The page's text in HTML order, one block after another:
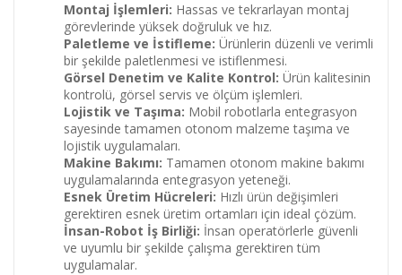
Montaj İşlemleri: Hassas ve tekrarlayan montaj
görevlerinde yüksek doğruluk ve hız.
Paletleme ve İstifleme: Ürünlerin düzenli ve verimli
bir şekilde paletlenmesi ve istiflenmesi.
Görsel Denetim ve Kalite Kontrol: Ürün kalitesinin
kontrolü, görsel servis ve ölçüm işlemleri.
Lojistik ve Taşıma: Mobil robotlarla entegrasyon
sayesinde tamamen otonom malzeme taşıma ve
lojistik uygulamaları.
Makine Bakımı: Tamamen otonom makine bakımı
uygulamalarında entegrasyon yeteneği.
Esnek Üretim Hücreleri: Hızlı ürün değişimleri
gerektiren esnek üretim ortamları için ideal çözüm.
İnsan-Robot İş Birliği: İnsan operatörlerle güvenli
ve uyumlu bir şekilde çalışma gerektiren tüm
uygulamalar.